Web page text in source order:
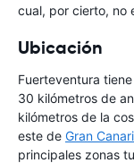
cual, por cierto, no
Ubicación
Fuerteventura
30 kilómetros de
kilómetros de la
este de Gran
principales zonas